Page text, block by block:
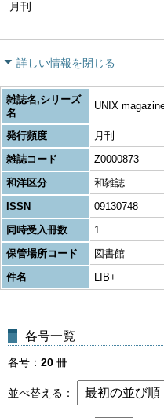
月刊
詳しい情報を閉じる
雑誌名,シリーズ
名
UNIX
発行頻度
月刊
雑誌コード
Z0000873
和洋区分
和雑誌
ISSN
09130748
同時受入冊数
1
保管場所コード
図書館
件名
LIB+
各号一覧
各号 20 冊
並べ替える